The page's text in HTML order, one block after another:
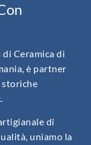
Ceramica di
è partner
di
uniamo la